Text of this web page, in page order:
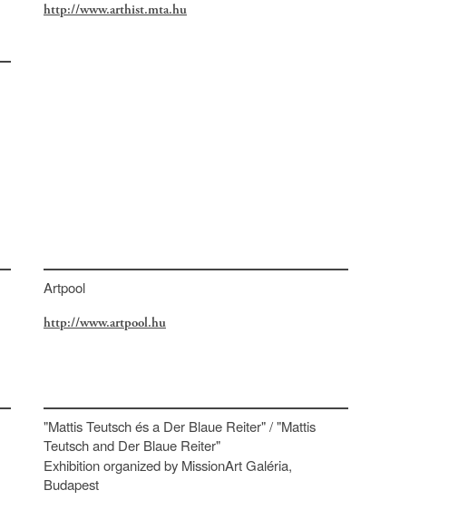
http://www.arthist.mta.hu
Artpool
http://www.artpool.hu
"Mattis Teutsch és a Der Blaue Reiter" / "Mattis
Teutsch and Der Blaue Reiter"
Exhibition organized by MissionArt Galéria,
Budapest